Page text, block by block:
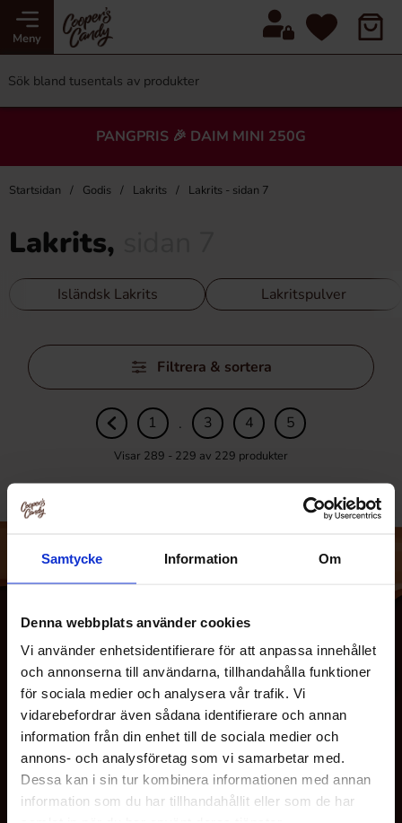
Samtycke Information Om
Denna webbplats använder cookies
Vi använder enhetsidentifierare för att anpassa innehållet
och annonserna till användarna, tillhandahålla funktioner
för sociala medier och analysera vår trafik. Vi
vidarebefordrar även sådana identifierare och annan
information från din enhet till de sociala medier och
annons- och analysföretag som vi samarbetar med.
Dessa kan i sin tur kombinera informationen med annan
information som du har tillhandahållit eller som de har
Meny
PANGPRIS 🎉 DAIM MINI 250G
Startsidan Godis Lakrits Lakrits - sidan 7
Lakrits,
Isländsk Lakrits Lakritspulver
Hoppa
över
filtersektionen
Filtrera & sortera
1 . 3 4 5
Visar 289 - 229 av 229 produkter
OM OSS